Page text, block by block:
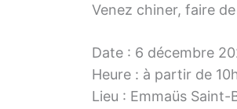
Venez chiner, faire
Date : 6 décembre
Heure : à partir de
Lieu : Emmaüs Saint-